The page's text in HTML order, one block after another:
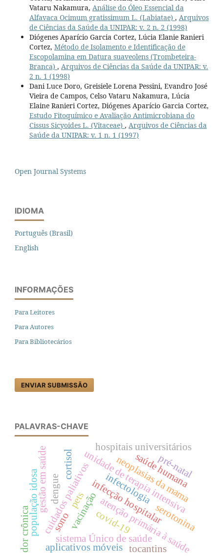
Vataru Nakamura, Análise do Óleo Essencial da
Alfavaca Ocimum gratissimum L. (Labiatae) , Arquivos
de Ciências da Saúde da UNIPAR: v. 2 n. 2 (1998)
Diógenes Aparício Garcia Cortez, Lúcia Elanie Ranieri
Cortez, Método de Isolamento e Identificação de
Escopolamina em Datura suaveolens (Trombeteira-
Branca) , Arquivos de Ciências da Saúde da UNIPAR: v.
2 n. 1 (1998)
Dani Luce Doro, Greisiele Lorena Pessini, Evandro José
Vieira de Campos, Celso Vataru Nakamura, Lúcia
Elaine Ranieri Cortez, Diógenes Aparício Garcia Cortez,
Estudo Fitoquímico e Avaliação Antimicrobiana do
Cissus Sicyoides L. (Vitaceae) , Arquivos de Ciências da
Saúde da UNIPAR: v. 1 n. 1 (1997)
Open Journal Systems
IDIOMA
Português (Brasil)
English
INFORMAÇÕES
Para Leitores
Para Autores
Para Bibliotecários
ENVIAR SUBMISSÃO
PALAVRAS-CHAVE
unidade de terapia intensiva
cuidados paliativosatenção primária à saúde
sistema Único de saúde
gestão em saúde vacinaçãocovid-19
população idosa infecção hospitalar
hospitais universitários
infectologia
neoplasias da mama
sono
saúde humana
aplicativos móveis
pré-natal
dengue
tocantins
dor crônica serotonina
cortisol
pets